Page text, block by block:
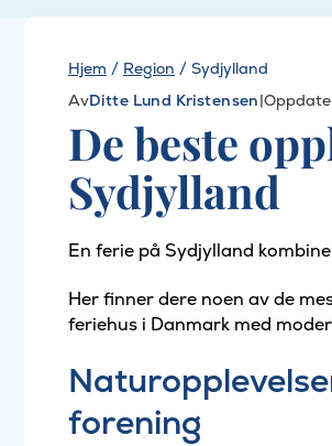
Hjem / Region / Sydjylland
AvDitte Lund Kristensen|
De beste
Sydjylland
En ferie på Sydjylland
Her finner dere noen av de
feriehus i Danmark med
forening